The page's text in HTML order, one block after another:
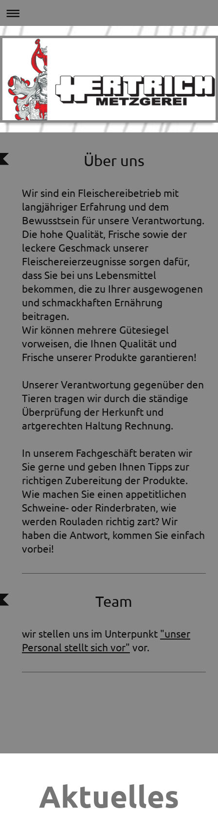
Über uns
Wir sind ein Fleischereibetrieb mit
langjähriger Erfahrung und dem
Bewusstsein für unsere Verantwortung.
Die hohe Qualität, Frische sowie der
leckere Geschmack unserer
Fleischereierzeugnisse sorgen dafür,
dass Sie bei uns Lebensmittel
bekommen, die zu Ihrer ausgewogenen
und schmackhaften Ernährung
beitragen.
Wir können mehrere Gütesiegel
vorweisen, die Ihnen Qualität und
Frische unserer Produkte garantieren!
Unserer Verantwortung gegenüber den
Tieren tragen wir durch die ständige
Überprüfung der Herkunft und
artgerechten Haltung Rechnung.
In unserem Fachgeschäft beraten wir
Sie gerne und geben Ihnen Tipps zur
richtigen Zubereitung der Produkte.
Wie machen Sie einen appetitlichen
Schweine- oder Rinderbraten, wie
werden Rouladen richtig zart? Wir
haben die Antwort, kommen Sie einfach
vorbei!
Team
wir stellen uns im Unterpunkt "unser
Personal stellt sich vor" vor.
Aktuelles